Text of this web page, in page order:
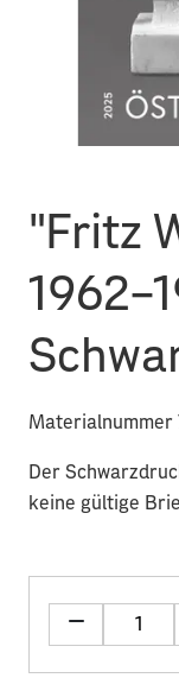
"Fritz
Materialnummer
Der
keine gültige